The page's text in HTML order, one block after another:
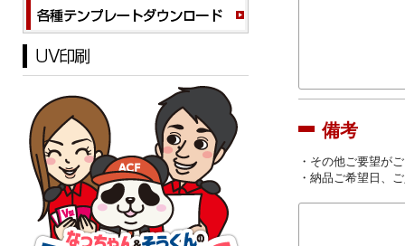
備考
・その他ご要望が
・納品ご希望日、